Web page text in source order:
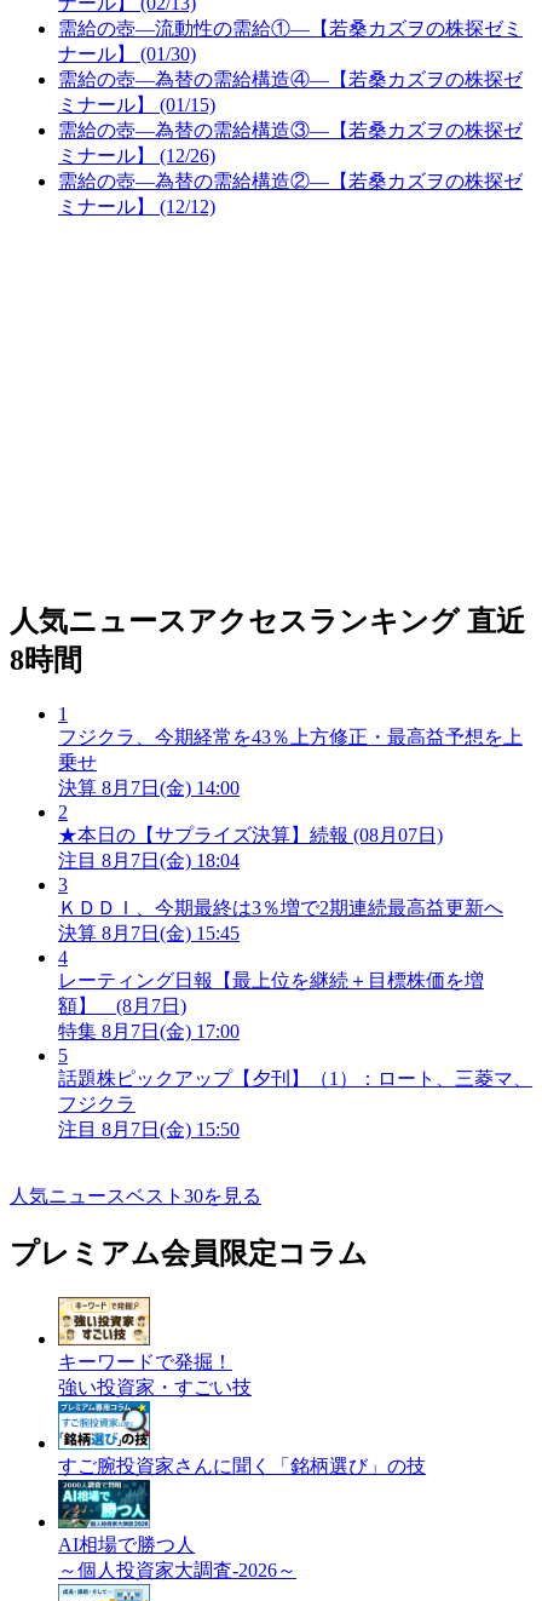
需給の壺―流動性の需給①―【若桑カズヲの株探ゼミ
ナール】 (01/30)
需給の壺―為替の需給構造④―【若桑カズヲの株探ゼ
ミナール】 (01/15)
需給の壺―為替の需給構造③―【若桑カズヲの株探ゼ
ミナール】 (12/26)
需給の壺―為替の需給構造②―【若桑カズヲの株探ゼ
ミナール】 (12/12)
人気ニュースアクセスランキング 直近
8時間
1
フジクラ、今期経常を43％上方修正・最高益予想を上
乗せ
決算 8月7日(金) 14:00
2
★本日の【サプライズ決算】続報 (08月07日)
注目 8月7日(金) 18:04
3
ＫＤＤＩ、今期最終は3％増で2期連続最高益更新へ
決算 8月7日(金) 15:45
4
レーティング日報【最上位を継続＋目標株価を増
額】 (8月7日)
特集 8月7日(金) 17:00
5
話題株ピックアップ【夕刊】（1）：ロート、三菱マ、
フジクラ
注目 8月7日(金) 15:50
人気ニュースベスト30を見る
プレミアム会員限定コラム
キーワードで発掘！
強い投資家・すごい技
すご腕投資家さんに聞く「銘柄選び」の技
AI相場で勝つ人
～個人投資家大調査-2026～